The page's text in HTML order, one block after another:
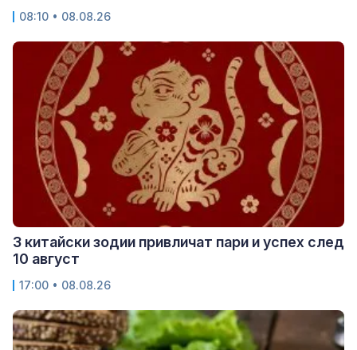
08:10 • 08.08.26
3 китайски зодии привличат пари и успех след
10 август
17:00 • 08.08.26